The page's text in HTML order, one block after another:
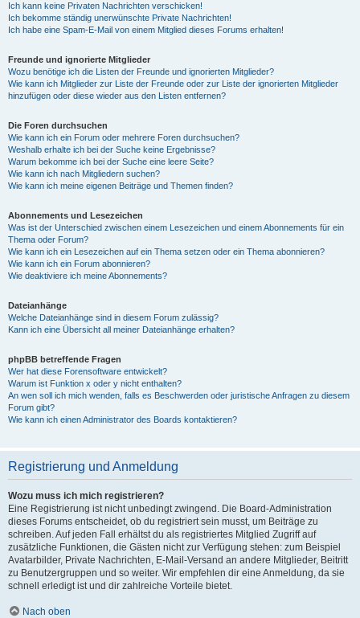
Ich kann keine Privaten Nachrichten verschicken!
Ich bekomme ständig unerwünschte Private Nachrichten!
Ich habe eine Spam-E-Mail von einem Mitglied dieses Forums erhalten!
Freunde und ignorierte Mitglieder
Wozu benötige ich die Listen der Freunde und ignorierten Mitglieder?
Wie kann ich Mitglieder zur Liste der Freunde oder zur Liste der ignorierten Mitglieder
hinzufügen oder diese wieder aus den Listen entfernen?
Die Foren durchsuchen
Wie kann ich ein Forum oder mehrere Foren durchsuchen?
Weshalb erhalte ich bei der Suche keine Ergebnisse?
Warum bekomme ich bei der Suche eine leere Seite?
Wie kann ich nach Mitgliedern suchen?
Wie kann ich meine eigenen Beiträge und Themen finden?
Abonnements und Lesezeichen
Was ist der Unterschied zwischen einem Lesezeichen und einem Abonnements für ein
Thema oder Forum?
Wie kann ich ein Lesezeichen auf ein Thema setzen oder ein Thema abonnieren?
Wie kann ich ein Forum abonnieren?
Wie deaktiviere ich meine Abonnements?
Dateianhänge
Welche Dateianhänge sind in diesem Forum zulässig?
Kann ich eine Übersicht all meiner Dateianhänge erhalten?
phpBB betreffende Fragen
Wer hat diese Forensoftware entwickelt?
Warum ist Funktion x oder y nicht enthalten?
An wen soll ich mich wenden, falls es Beschwerden oder juristische Anfragen zu diesem
Forum gibt?
Wie kann ich einen Administrator des Boards kontaktieren?
Registrierung und Anmeldung
Wozu muss ich mich registrieren?
Eine Registrierung ist nicht unbedingt zwingend. Die Board-Administration
dieses Forums entscheidet, ob du registriert sein musst, um Beiträge zu
schreiben. Auf jeden Fall erhältst du als registriertes Mitglied Zugriff auf
zusätzliche Funktionen, die Gästen nicht zur Verfügung stehen: zum Beispiel
Avatarbilder, Private Nachrichten, E-Mail-Versand an andere Mitglieder, Beitritt
zu Benutzergruppen und so weiter. Wir empfehlen dir eine Anmeldung, da sie
schnell erledigt ist und dir zahlreiche Vorteile bietet.
Nach oben